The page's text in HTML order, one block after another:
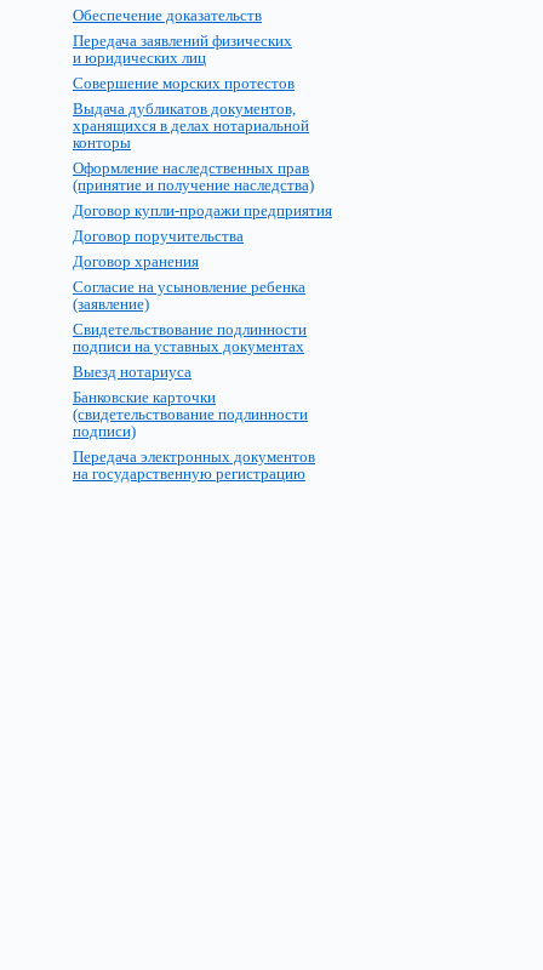
Обеспечение доказательств
Передача заявлений физических
и юридических лиц
Совершение морских протестов
Выдача дубликатов документов,
хранящихся в делах нотариальной
конторы
Оформление наследственных прав
(принятие и получение наследства)
Договор купли-продажи предприятия
Договор поручительства
Договор хранения
Согласие на усыновление ребенка
(заявление)
Свидетельствование подлинности
подписи на уставных документах
Выезд нотариуса
Банковские карточки
(свидетельствование подлинности
подписи)
Передача электронных документов
на государственную регистрацию